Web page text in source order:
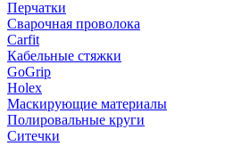
Перчатки
Сварочная проволока
Carfit
Кабельные стяжки
GoGrip
Holex
Маскирующие материалы
Полировальные круги
Ситечки